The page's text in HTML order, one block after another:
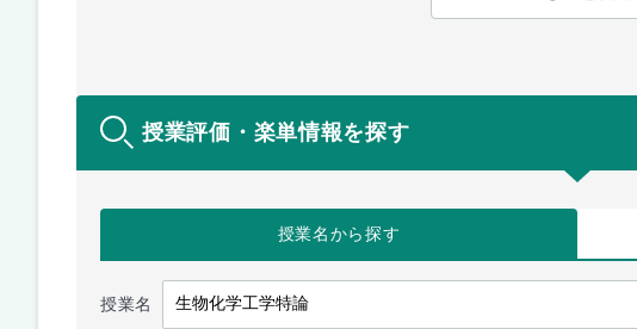
授業評価・楽単情報を探す
授業名から探す
授業名